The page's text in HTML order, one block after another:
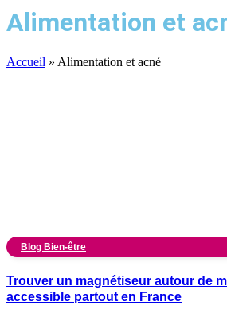
Alimentation et
Accueil » Alimentation et acné
Blog Bien-être
Trouver un magnétiseur autour de
accessible partout en France